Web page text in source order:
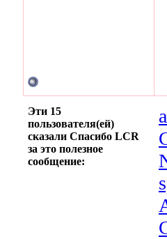
Эти 15
пользователя(ей)
сказали Спасибо LCR
за это полезное
сообщение: